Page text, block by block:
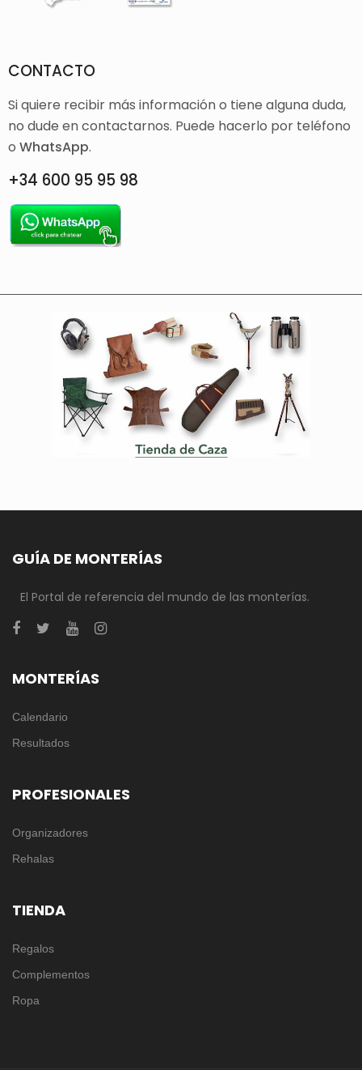
CONTACTO
Si quiere recibir más información o tiene alguna duda,
no dude en contactarnos. Puede hacerlo por teléfono
o WhatsApp.
+34 600 95 95 98
GUÍA DE MONTERÍAS
El Portal de referencia del mundo de las monterías.
MONTERÍAS
Calendario
Resultados
PROFESIONALES
Organizadores
Rehalas
TIENDA
Regalos
Complementos
Ropa